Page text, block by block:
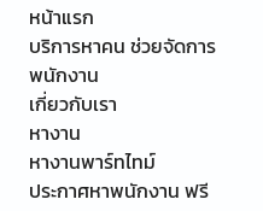
หน้าแรก
บริการหาคน ช่วยจัดการ
พนักงาน
เกี่ยวกับเรา
หางาน
หางานพาร์ทไทม์
ประกาศหาพนักงาน ฟรี